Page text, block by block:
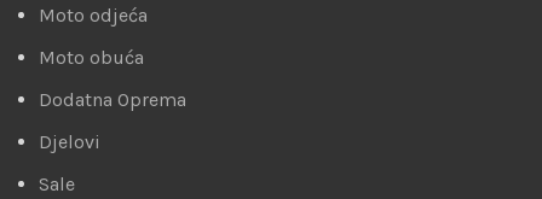
Moto odjeća
Moto obuća
Dodatna Oprema
Djelovi
Sale